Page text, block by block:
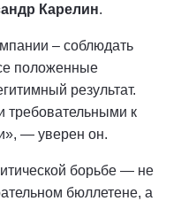
Карелин.
– соблюдать
положенные
результат.
требовательными к
— уверен он.
борьбе — не
бюллетене, а